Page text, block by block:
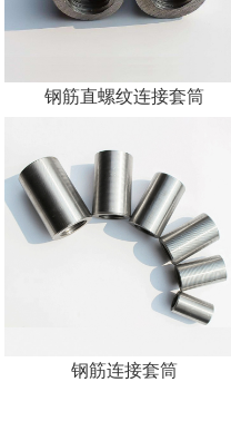
钢筋直螺纹连接套筒
钢筋连接套筒